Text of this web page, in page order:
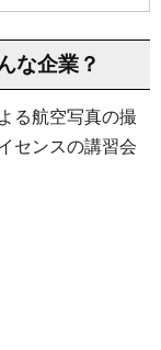
な企業？
る航空写真の撮
センスの講習会